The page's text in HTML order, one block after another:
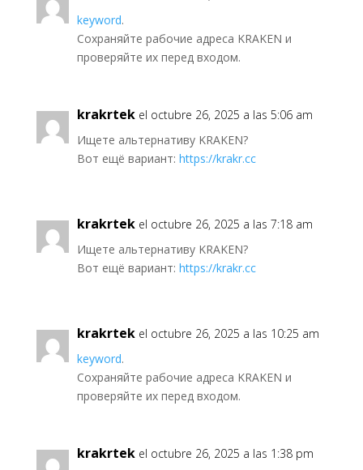
keyword.
Сохраняйте рабочие адреса KRAKEN и
проверяйте их перед входом.
krakrtek el octubre 26, 2025 a las 5:06 am
Ищете альтернативу KRAKEN?
Вот ещё вариант: https://krakr.cc
krakrtek el octubre 26, 2025 a las 7:18 am
Ищете альтернативу KRAKEN?
Вот ещё вариант: https://krakr.cc
krakrtek el octubre 26, 2025 a las 10:25 am
keyword.
Сохраняйте рабочие адреса KRAKEN и
проверяйте их перед входом.
krakrtek el octubre 26, 2025 a las 1:38 pm